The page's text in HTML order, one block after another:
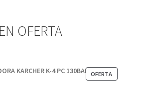
EN OFERTA
OFERTA
EN